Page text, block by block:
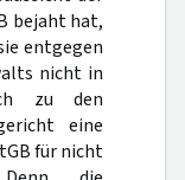
bejaht hat,
entgegen
nicht in
zu den
eine
für nicht